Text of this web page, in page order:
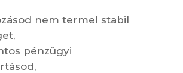
nem termel stabil
pénzügyi